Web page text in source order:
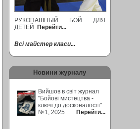
РУКОПАШНЫЙ БОЙ ДЛЯ
ДЕТЕЙ
Перейти...
Всі майстер класи...
Новини журналу
Вийшов в світ журнал
"Бойові мистецтва -
ключі до досконалості"
№1, 2025
Перейти...